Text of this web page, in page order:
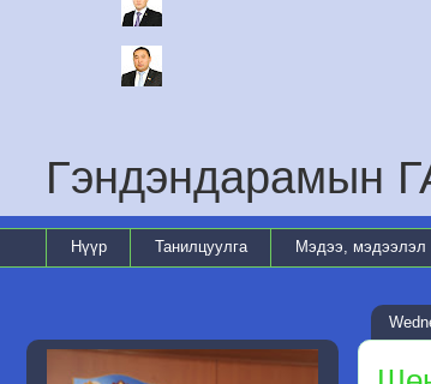
Гэндэндарамын
Нүүр Танилцуулга Мэдээ, мэдээлэл